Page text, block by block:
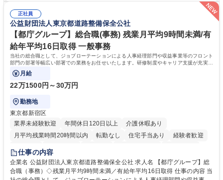
総務人事＜未経験歓迎＞◇三菱電機G・社会インフラを支える/年休127日
ミュニケーション能力を持っている方 ・人事総務領域に興味がありゼネラ
正社員
公益財団法人東京都道路整備保全公社
【都庁グループ】総合職(事務) 残業月平均9時間未満/有
給年平均16日取得 一般事務
当社の総合職として、ジョブローテーションによる人事経理部門や収益事業等のフロント
部門の部署等幅広い部署での業務をお任せいたします。研修制度やキャリア支援が充実し
ております！ ※下記業務詳細
月給
22万1500円～30万円
勤務地
東京都新宿区
業界未経験歓迎
年間休日120日以上
介護休暇あり
月平均残業時間20時間以内
転勤なし 住宅手当あり
経験者歓迎
研修あり
退職金あり
駅近5分以内
資格取得手当あり 食事補助あり
仕事の内容
企業名 公益財団法人東京都道路整備保全公社 求人名 【都庁グループ】総
合職（事務）◇残業月平均9時間未満／有給年平均16日取得 仕事の内容 当